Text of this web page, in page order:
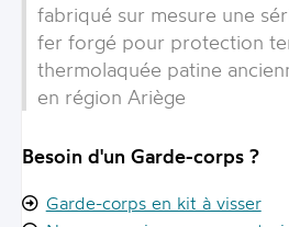
fabriqué sur mesure une
fer forgé pour protection
thermolaquée patine
en région Ariège
Besoin d'un Garde-corps ?
Garde-corps en kit à visser